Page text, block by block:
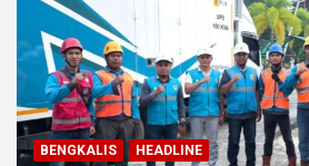
BENGKALIS HEADLINE